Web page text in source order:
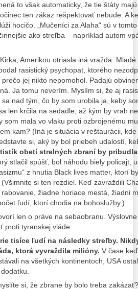
to však automaticky, že tie štáty
ten zákaz rešpektovať nebude. A
hocičo. „Mučeníci za Alaha“ sú v
ako streľba – napríklad autom
Amerikou otriasla iná vražda.
rasistický psychopat, ktorého
jej nikto nepomohol. Padajú
Ja tomu neverím. Myslím si, že aj
nad tým, čo by som urobila ja, keby
len krčila na sedadle, až kým by vrah
som mala vo vlaku proti ozbrojenému
kam? (Iná je situácia v reštaurácii,
si, aký by bol priebeh udalostí,
obetí strelných zbraní by
stlačil spúšť, bol náhodu biely policajt,
z hnutia Black lives matter, ktorí
si ten rozdiel. Keď zavraždili
žiadne horiace mestá, žiadni
ľudí, ktorí chodia na bohoslužby.)
len o práve na sebaobranu.
proti tyranskej vláde.
tisíce ľudí na následky streľby.
ktorá vyvraždila milióny. V čase
na všetkých kontinentoch, USA
si, že zbrane by bolo treba